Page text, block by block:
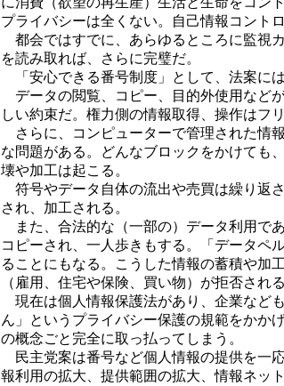
プライバシーは全くない。自己情報コント
都会ではすでに、あらゆるところに監視
を読み取れば、さらに完璧だ。
「安心できる番号制度」として、法案に
データの閲覧、コピー、目的外使用など
しい約束だ。権力側の情報取得、操作はフ
さらに、コンピューターで管理された情
な問題がある。どんなブロックをかけても
壊や加工は起こる。
符号やデータ自体の流出や売買は繰り返
され、加工される。
また、合法的な（一部の）データ利用で
コピーされ、一人歩きもする。「データペ
ることにもなる。こうした情報の蓄積や加
（雇用、住宅や保険、買い物）が拒否され
現在は個人情報保護法があり、企業など
ん」というプライバシー保護の規範をかか
の概念ごと完全に取っ払ってしまう。
民主党案は番号など個人情報の提供を一
報利用の拡大、提供範囲の拡大、情報ネッ